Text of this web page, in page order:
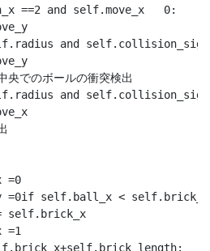
==2 and self.move_x   0:
and
央でのボールの衝突検出
and
=0
=0if self.ball_x <
self.brick_x
=1